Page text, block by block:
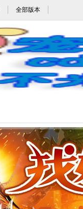
全部版本